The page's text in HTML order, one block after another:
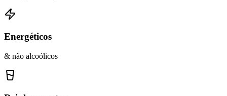
Energéticos
& não alcoólicos